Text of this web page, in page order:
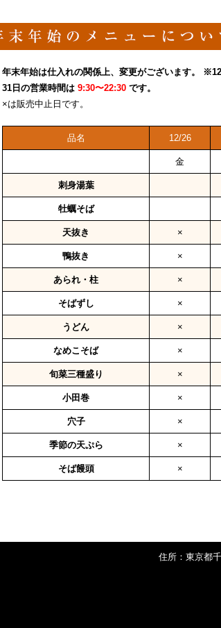
年末年始は仕入れの関係上、変更がございます。
※12
31日の営業時間は 9:30〜22:30 です。
×は販売中止日です。
品名 12/26
金
刺身湯葉
牡蠣そば
天抜き ×
鴨抜き ×
あられ・柱 ×
そばずし ×
うどん ×
なめこそば ×
旬菜三種盛り ×
小田巻 ×
穴子 ×
季節の天ぷら ×
そば饅頭 ×
住所：東京都